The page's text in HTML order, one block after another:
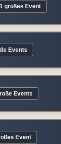
1 großes Event
Events
Events
Event